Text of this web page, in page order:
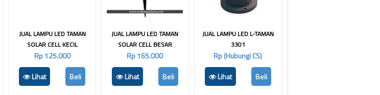
JUAL LAMPU LED TAMAN
SOLAR CELL KECIL
Rp 125.000
Lihat
Beli
JUAL LAMPU LED TAMAN
SOLAR CELL BESAR
Rp 165.000
Lihat
Beli
JUAL LAMPU LED L-TAMAN
3301
Rp (Hubungi CS)
Lihat
Beli